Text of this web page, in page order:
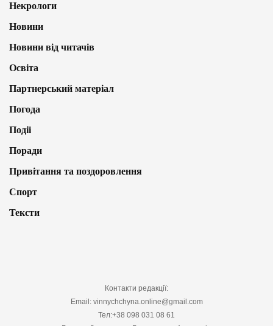
Некрологи
Новини
Новини від читачів
Освіта
Партнерський матеріал
Погода
Події
Поради
Привітання та поздоровлення
Спорт
Тексти
Контакти редакції:
Email: vinnychchyna.online@gmail.com
Тел:+38 098 031 08 61